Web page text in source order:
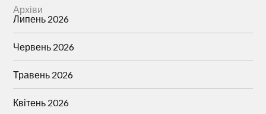
Архіви
Липень 2026
Червень 2026
Травень 2026
Квітень 2026